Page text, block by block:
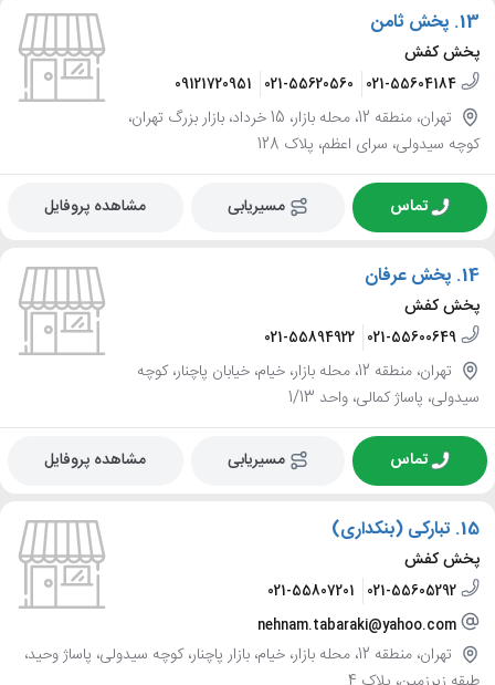
13. پخش ثامن
پخش کفش
021-55604184
021-55620560
09121720951
تهران، منطقه 12، محله بازار، 15 خرداد، بازار بزرگ تهران،
کوچه سیدولی، سرای اعظم، پلاک 128
تماس مسیریابی مشاهده پروفایل
14. پخش عرفان
پخش کفش
021-55600649
021-55894922
تهران، منطقه 12، محله بازار، خیام، خیابان پاچنار، کوچه
سیدولی، پاساژ کمالی، واحد 1/13
تماس مسیریابی مشاهده پروفایل
15. تبارکی (بنکداری)
پخش کفش
021-55605292
021-55807201
nehnam.tabaraki@yahoo.com
تهران، منطقه 12، محله بازار، خیام، بازار پاچنار، کوچه سیدولی، پاساژ وحید،